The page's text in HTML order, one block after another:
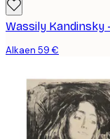
Alkaen 59 €